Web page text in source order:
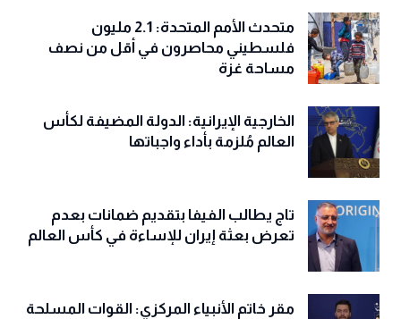
متحدث الأمم المتحدة: 2.1 مليون
فلسطيني محاصرون في أقل من نصف
مساحة غزة
الخارجية الإيرانية: الدولة المضيفة لكأس
العالم مُلزمة بأداء واجباتها
تاج يطالب الفيفا بتقديم ضمانات بعدم
تعرض بعثة إيران للإساءة في كأس العالم
مقر خاتم الأنبياء المركزي: القوات المسلحة